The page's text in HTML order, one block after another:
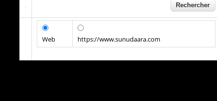
Web https://www.sunudaara.com